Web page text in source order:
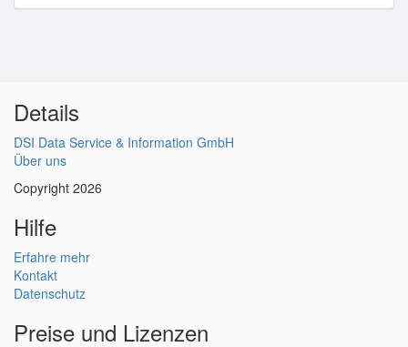
Details
DSI Data Service & Information GmbH
Über uns
Copyright 2026
Hilfe
Erfahre mehr
Kontakt
Datenschutz
Preise und Lizenzen